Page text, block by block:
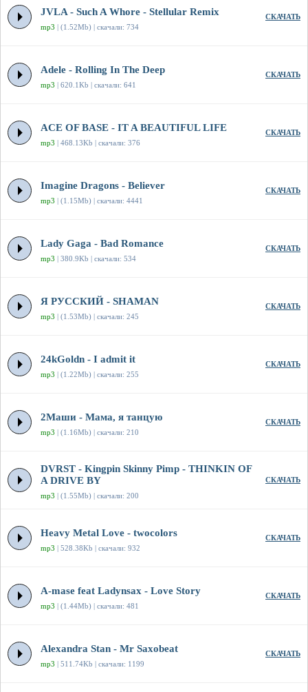
JVLA - Such A Whore - Stellular Remix
mp3 | (1.52Mb) | скачали: 734
СКАЧАТЬ
Adele - Rolling In The Deep
mp3 | 620.1Kb | скачали: 641
СКАЧАТЬ
ACE OF BASE - IT A BEAUTIFUL LIFE
mp3 | 468.13Kb | скачали: 376
СКАЧАТЬ
Imagine Dragons - Believer
mp3 | (1.15Mb) | скачали: 4441
СКАЧАТЬ
Lady Gaga - Bad Romance
mp3 | 380.9Kb | скачали: 534
СКАЧАТЬ
Я РУССКИЙ - SHAMAN
mp3 | (1.53Mb) | скачали: 245
СКАЧАТЬ
24kGoldn - I admit it
mp3 | (1.22Mb) | скачали: 255
СКАЧАТЬ
2Маши - Мама, я танцую
mp3 | (1.16Mb) | скачали: 210
СКАЧАТЬ
DVRST - Kingpin Skinny Pimp - THINKIN OF
A DRIVE BY
mp3 | (1.55Mb) | скачали: 200
СКАЧАТЬ
Heavy Metal Love - twocolors
mp3 | 528.38Kb | скачали: 932
СКАЧАТЬ
A-mase feat Ladynsax - Love Story
mp3 | (1.44Mb) | скачали: 481
СКАЧАТЬ
Alexandra Stan - Mr Saxobeat
mp3 | 511.74Kb | скачали: 1199
СКАЧАТЬ